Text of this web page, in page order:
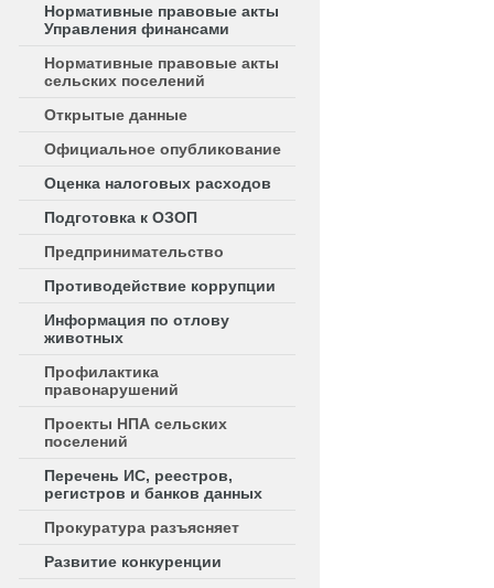
Нормативные правовые акты
Управления финансами
Нормативные правовые акты
сельских поселений
Открытые данные
Официальное опубликование
Оценка налоговых расходов
Подготовка к ОЗОП
Предпринимательство
Противодействие коррупции
Информация по отлову
животных
Профилактика
правонарушений
Проекты НПА сельских
поселений
Перечень ИС, реестров,
регистров и банков данных
Прокуратура разъясняет
Развитие конкуренции